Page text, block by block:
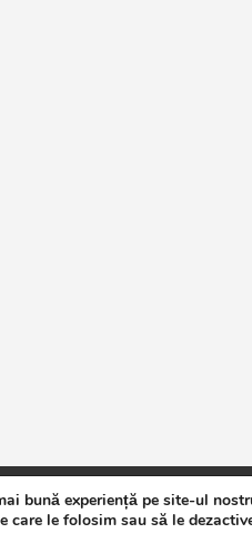
Theme by:Theme Horse
bună experiență pe site-ul
care le folosim sau să le